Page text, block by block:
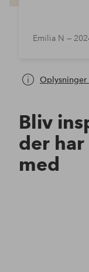
Emilia N —
Bliv
der har
med